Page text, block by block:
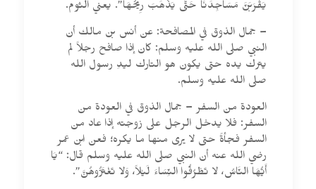
يَقْرَبَنَّ مَسَاجِدَنَا حَتَّى يَذْهَبَ رِيحُهَا”. يعني الثوم.
– جمال الذوق في المصافحة: عن أنس بن مالك أن
النبي صلى الله عليه وسلم: كان إذا صافح رجلاً لم
يترك يده حتى يكون هو التارك ليدِ رسول الله
صلى الله عليه وسلم.
العودة من السفر – جمال الذوق في العودة من
السفر: فلا يدخل الرجل على زوجته إذا عاد من
السفر فجأةً حتى لا يرى منها ما يكره؛ فعن ابن عمر
رضي الله عنه أن النبي صلى الله عليه وسلم قال: “يَا
أَيُّهَا النَّاسُ، لا تَطْرُقُوا النِّسَاءَ لَيْلاً، وَلا تَغْتَرُّوهُنَّ”.